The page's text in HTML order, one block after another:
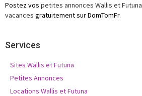
Postez vos petites annonces Wallis et Futuna
vacances gratuitement sur DomTomFr.
Services
Sites Wallis et Futuna
Petites Annonces
Locations Wallis et Futuna